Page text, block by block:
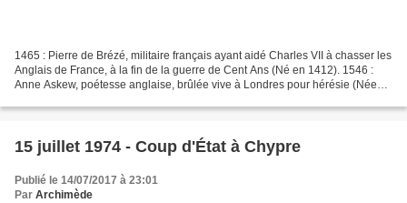
1465 : Pierre de Brézé, militaire français ayant aidé Charles VII à chasser les
Anglais de France, à la fin de la guerre de Cent Ans (Né en 1412). 1546 :
Anne Askew, poétesse anglaise, brûlée vive à Londres pour hérésie (Née
15 juillet 1974 - Coup d'État à Chypre
Publié le 14/07/2017 à 23:01
Par Archimède